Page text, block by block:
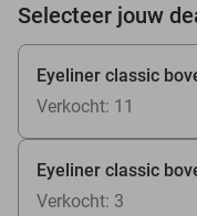
Selecteer jouw
Eyeliner classic
Verkocht: 11
Eyeliner classic
Verkocht: 3